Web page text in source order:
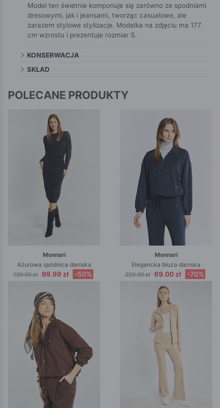
Model ten świetnie komponuje się zarówno ze spodniami
dresowymi, jak i jeansami, tworząc casualowe, ale
zarazem stylowe stylizacje. Modelka na zdjęciu ma 177
cm wzrostu i prezentuje rozmiar S.
KONSERWACJA
SKŁAD
POLECANE PRODUKTY
Monnari
Ażurowa spódnica damska
199.99 zł 99.99 zł -50%
Monnari
Elegancka bluza damska
229.99 zł 69.00 zł -70%